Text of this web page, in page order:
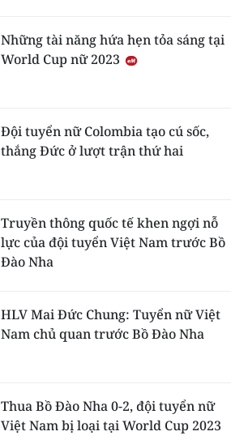
Những tài năng hứa hẹn tỏa sáng tại
World Cup nữ 2023
Đội tuyển nữ Colombia tạo cú sốc,
thắng Đức ở lượt trận thứ hai
Truyền thông quốc tế khen ngợi nỗ
lực của đội tuyển Việt Nam trước Bồ
Đào Nha
HLV Mai Đức Chung: Tuyển nữ Việt
Nam chủ quan trước Bồ Đào Nha
Thua Bồ Đào Nha 0-2, đội tuyển nữ
Việt Nam bị loại tại World Cup 2023